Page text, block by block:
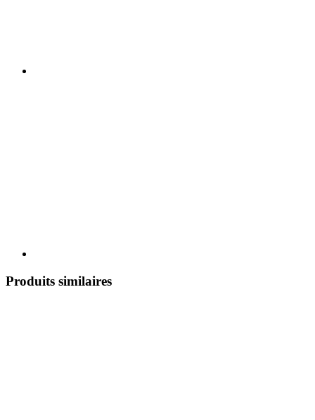
Produits similaires